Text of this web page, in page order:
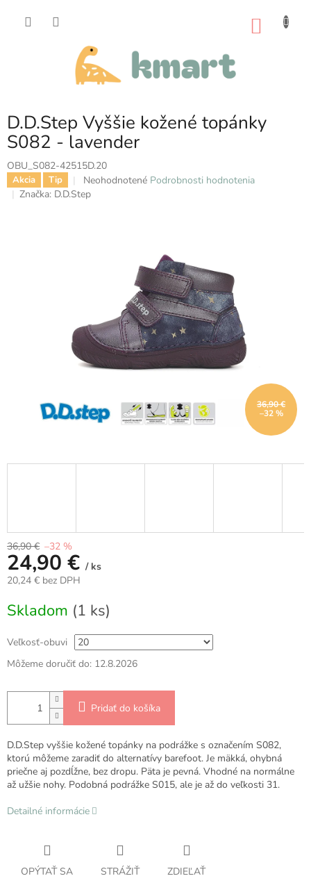
D.D.Step Vyššie kožené topánky
S082 - lavender
OBU_S082-42515D.20
Akcia Tip
Priemerné
hodnotenie
Neohodnotené Podrobnosti hodnotenia
Značka: D.D.Step
36,90 €
–32 %
36,90 € –32 %
24,90 € / ks
20,24 € bez DPH
cena:
Skladom (1 ks)
Veľkosť-obuvi
Môžeme doručiť do: 12.8.2026
Pridať do košíka
D.D.Step vyššie kožené topánky na podrážke s označením S082,
ktorú môžeme zaradiť do alternatívy barefoot. Je mäkká, ohybná
priečne aj pozdĺžne, bez dropu. Päta je pevná. Vhodné na normálne
až užšie nohy. Podobná podrážke S015, ale je až do veľkosti 31.
Detailné informácie
OPÝTAŤ SA STRÁŽIŤ ZDIEĽAŤ